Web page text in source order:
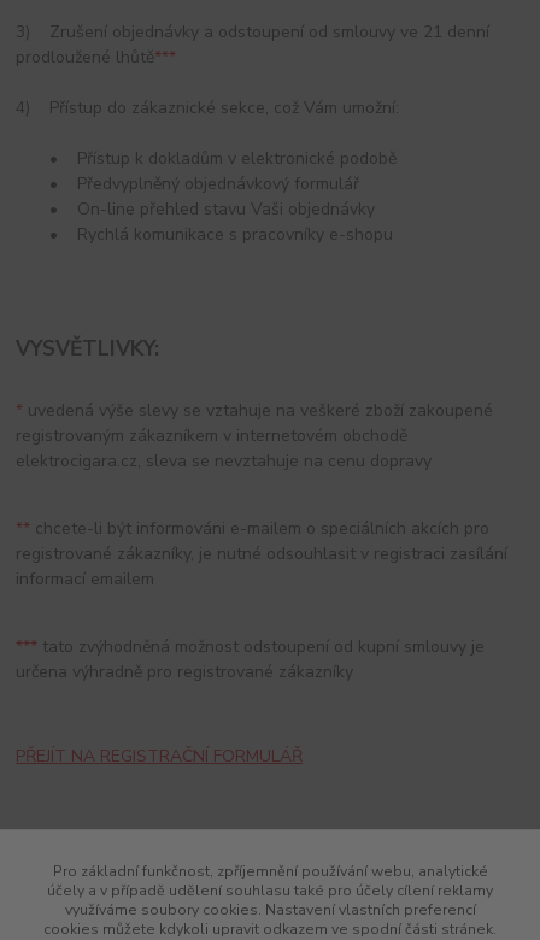
3) Zrušení objednávky a odstoupení od smlouvy ve 21 denní
prodloužené lhůtě***
4) Přístup do zákaznické sekce, což Vám umožní:
• Přístup k dokladům v elektronické podobě
• Předvyplněný objednávkový formulář
• On-line přehled stavu Vaši objednávky
• Rychlá komunikace s pracovníky e-shopu
VYSVĚTLIVKY:
* uvedená výše slevy se vztahuje na veškeré zboží zakoupené
registrovaným zákazníkem v internetovém obchodě
elektrocigara.cz, sleva se nevztahuje na cenu dopravy
** chcete-li být informováni e-mailem o speciálních akcích pro
registrované zákazníky, je nutné odsouhlasit v registraci zasílání
informací emailem
*** tato zvýhodněná možnost odstoupení od kupní smlouvy je
určena výhradně pro registrované zákazníky
PŘEJÍT NA REGISTRAČNÍ FORMULÁŘ
Pro základní funkčnost, zpříjemnění používání webu, analytické
účely a v případě udělení souhlasu také pro účely cílení reklamy
využíváme soubory cookies. Nastavení vlastních preferencí
cookies můžete kdykoli upravit odkazem ve spodní části stránek.